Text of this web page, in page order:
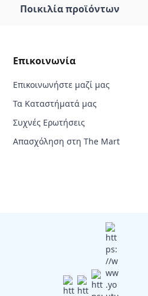
Ποικιλία προϊόντων
Επικοινωνία
Επικοινωνήστε μαζί μας
Τα Καταστήματά μας
Συχνές Ερωτήσεις
Απασχόληση στη The Mart